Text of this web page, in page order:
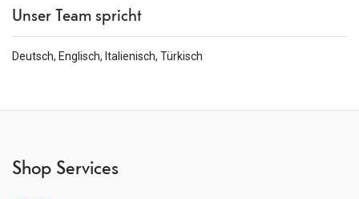
Unser Team spricht
Deutsch, Englisch, Italienisch, Türkisch
Shop Services